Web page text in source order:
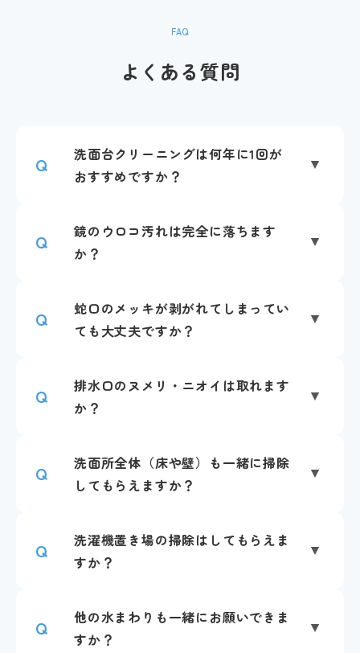
FAQ
よくある質問
Q
洗面台クリーニングは何年に1回が
おすすめですか？
Q
鏡のウロコ汚れは完全に落ちます
か？
Q
蛇口のメッキが剥がれてしまってい
ても大丈夫ですか？
Q
排水口のヌメリ・ニオイは取れます
か？
Q
洗面所全体（床や壁）も一緒に掃除
してもらえますか？
Q
洗濯機置き場の掃除はしてもらえま
すか？
Q
他の水まわりも一緒にお願いできま
すか？